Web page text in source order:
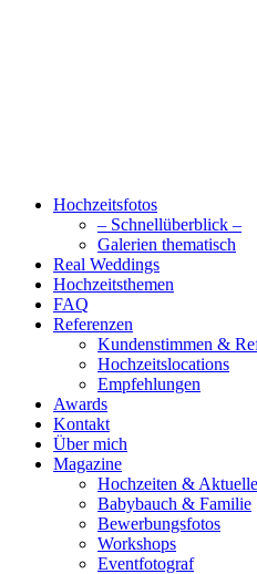
Hochzeitsfotos
– Schnellüberblick –
Galerien thematisch
Real Weddings
Hochzeitsthemen
FAQ
Referenzen
Kundenstimmen &
Hochzeitslocations
Empfehlungen
Awards
Kontakt
Über mich
Magazine
Hochzeiten &
Babybauch & Familie
Bewerbungsfotos
Workshops
Eventfotograf